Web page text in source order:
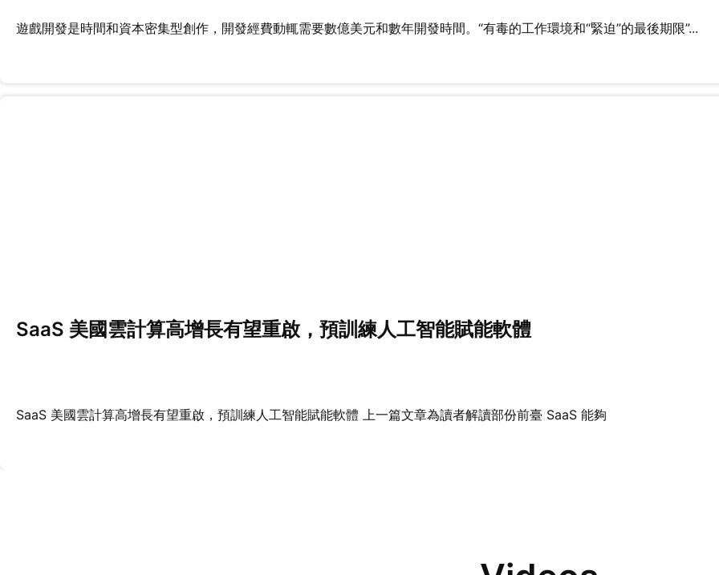
遊戲開發是時間和資本密集型創作，開發經費動輒需要數億美元和數年開發時間。“有毒的工作環境和“緊迫”的最後期限”...
SaaS 美國雲計算高增長有望重啟，預訓練人工智能賦能軟體
SaaS 美國雲計算高增長有望重啟，預訓練人工智能賦能軟體 上一篇文章為讀者解讀部份前臺 SaaS 能夠